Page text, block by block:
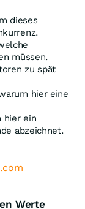
dieses
müssen.
zu spät
hier eine
hier ein
abzeichnet.
Werte